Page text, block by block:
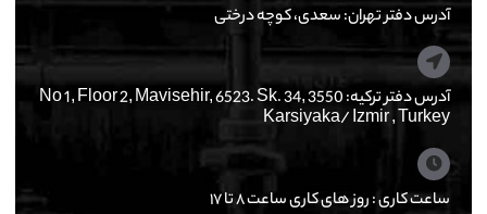
آدرس دفتر تهران: سعدی، کوچه درختی
آدرس دفتر ترکیه: No 1, Floor 2, Mavisehir, 6523. Sk. 34, 3550
Karsiyaka/ Izmir , Turkey
ساعت کاری : روز های کاری ساعت ۸ تا ۱۷